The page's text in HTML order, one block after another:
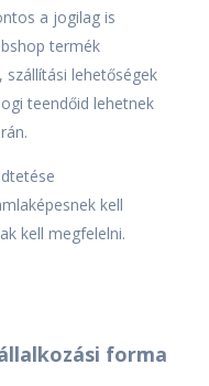
a jogilag is
termék
szállítási lehetőségek
teendőid lehetnek
kell
kell megfelelni.
forma